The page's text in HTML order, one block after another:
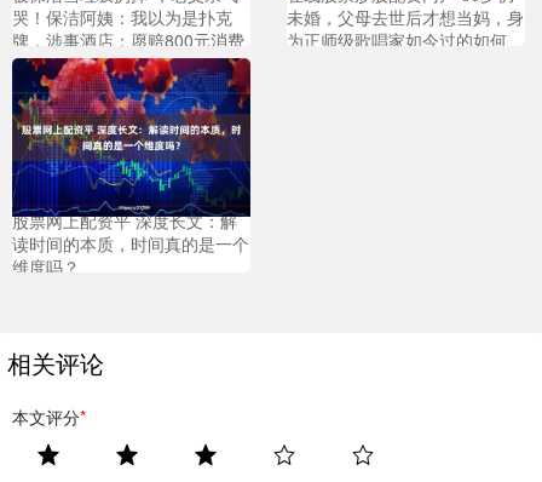
哭！保洁阿姨：我以为是扑克
牌，涉事酒店：愿赔800元消费
券
未婚，父母去世后才想当妈，身
为正师级歌唱家如今过的如何
股票网上配资平 深度长文：解
读时间的本质，时间真的是一个
维度吗？
相关评论
本文评分*